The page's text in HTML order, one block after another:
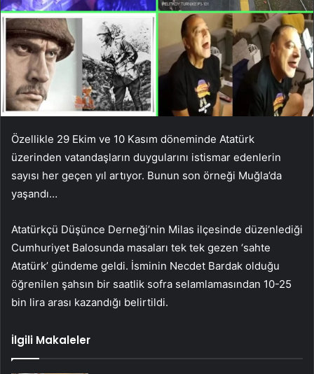
Özellikle 29 Ekim ve 10 Kasım döneminde Atatürk
üzerinden vatandaşların duygularını istismar edenlerin
sayısı her geçen yıl artıyor. Bunun son örneği Muğla’da
yaşandı…
Atatürkçü Düşünce Derneği’nin Milas ilçesinde düzenlediği
Cumhuriyet Balosunda masaları tek tek gezen ‘sahte
Atatürk’ gündeme geldi. İsminin Necdet Bardak olduğu
öğrenilen şahsın bir saatlik sofra selamlamasından 10-25
bin lira arası kazandığı belirtildi.
İlgili Makaleler